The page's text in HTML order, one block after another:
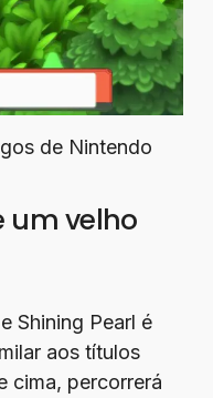
de Nintendo
um velho
Shining Pearl é
aos títulos
cima, percorrerá